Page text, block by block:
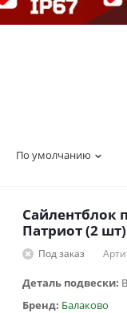
По умолчанию
Сайлентблок
Патриот (2 шт)
Под заказ
Деталь подвески:
Бренд: Балаково